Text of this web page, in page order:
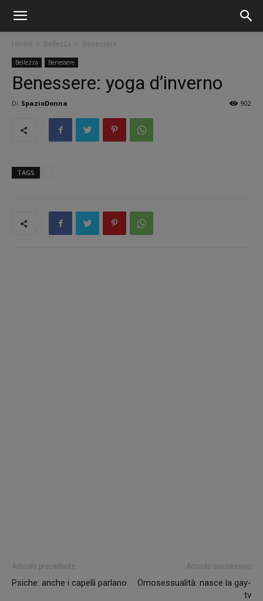
Home Bellezza Benessere
Bellezza Benessere
Benessere: yoga d’inverno
Di SpazioDonna 902
TAGS
Articolo precedente
Psiche: anche i capelli parlano
Articolo successivo
Omosessualità: nasce la gay-
tv